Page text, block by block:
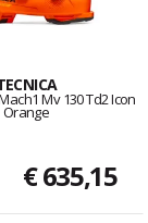
Mv 130 Td2 Icon
Orange
€ 635,15